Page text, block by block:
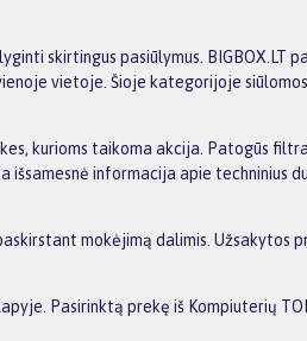
skirtingus pasiūlymus. BIGBOX.LT
vietoje. Šioje kategorijoje
kurioms taikoma akcija. Patogūs
informacija apie techninius
mokėjimą dalimis. Užsakytos
Pasirinktą prekę iš Kompiuterių